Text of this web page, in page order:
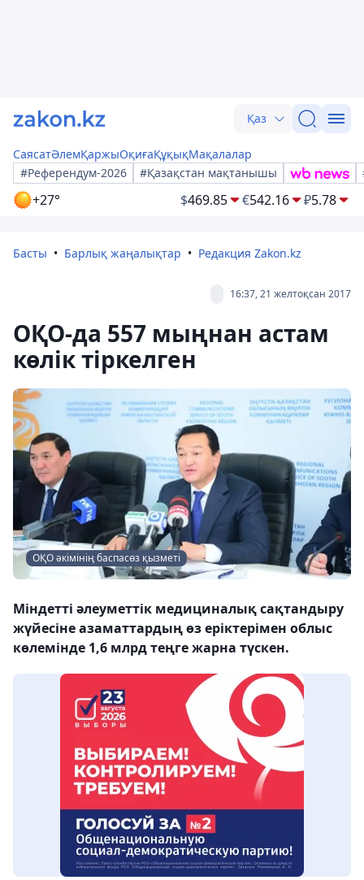
Қаз
СаясатӘлемҚаржыОқиғаҚұқықМақалалар
#Референдум-2026
#Қазақстан мақтанышы
+27° $469.85 €542.16 ₽5.78
Басты Барлық жаңалықтар Редакция Zakon.kz
16:37, 21 желтоқсан 2017
ОҚО-да 557 мыңнан астам
көлік тіркелген
ОҚО әкімінің баспасөз қызметі
Міндетті әлеуметтік медициналық сақтандыру
жүйесіне азаматтардың өз еріктерімен облыс
көлемінде 1,6 млрд теңге жарна түскен.